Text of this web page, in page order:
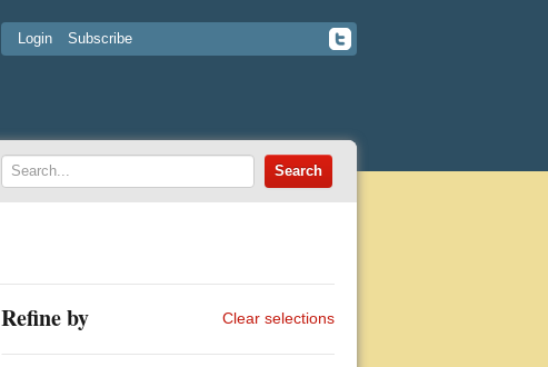
Login Subscribe
Refine by Clear selections